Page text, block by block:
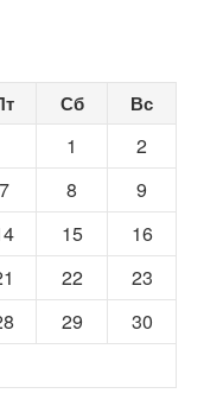
Сб Вс
1
2
7 8
9
15
16
22
23
29
30